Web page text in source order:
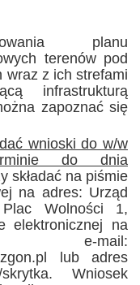
planu
terenów pod
wraz z ich strefami
infrastrukturą
zapoznać się
wnioski do w/w
do dnia
składać na piśmie
na adres: Urząd
Wolności 1,
elektronicznej na
lub adres
Wniosek